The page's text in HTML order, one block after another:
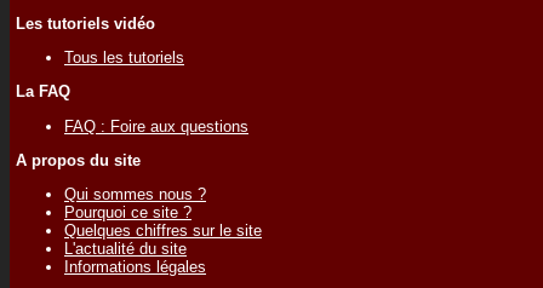
Les tutoriels vidéo
Tous les tutoriels
La FAQ
FAQ : Foire aux questions
A propos du site
Qui sommes nous ?
Pourquoi ce site ?
Quelques chiffres sur le site
L'actualité du site
Informations légales